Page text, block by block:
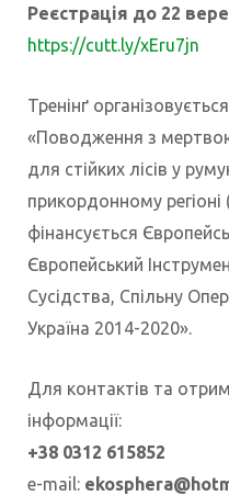
Реєстрація до 22
https://cutt.ly/xEru7jn
Тренінґ
«Поводження з
для стійких лісів у
прикордонному регіоні
фінансується
Європейський
Сусідства, Спільну
Україна 2014-2020».
Для контактів та
інформації:
+38 0312 615852
e-mail: